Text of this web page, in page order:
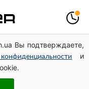
Вы подтверждаете,
и
звернулася до
вивів